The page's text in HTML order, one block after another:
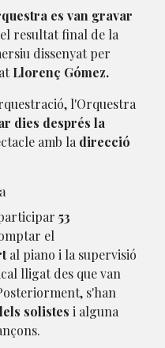
es van gravar
resultat final de la
dissenyat per
Llorenç Gómez.
l'Orquestra
dies després la
amb la direcció
53
el
al piano i la supervisió
lligat des que van
s'han
solistes i alguna